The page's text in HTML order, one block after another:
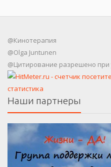
@Кинотерапия
@Olga Juntunen
@Цитирование разрешено при
Наши партнеры